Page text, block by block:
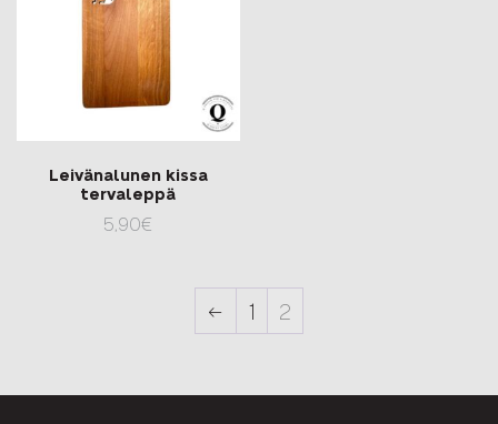
Leivänalunen kissa
tervaleppä
5,90€
← 1 2